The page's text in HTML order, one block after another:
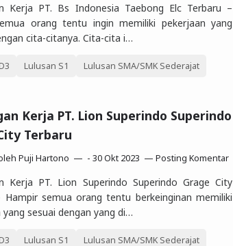
Kerja PT. Bs Indonesia Taebong Elc Terbaru –
orang tentu ingin memiliki pekerjaan yang
cita-citanya. Cita-cita i…
Lulusan S1 Lulusan SMA/SMK Sederajat
Kerja PT. Lion Superindo Superindo
Terbaru
Puji Hartono - 30 Okt 2023 Posting Komentar
Kerja PT. Lion Superindo Superindo Grage City
Hampir semua orang tentu berkeinginan memiliki
yang sesuai dengan yang di…
Lulusan S1 Lulusan SMA/SMK Sederajat